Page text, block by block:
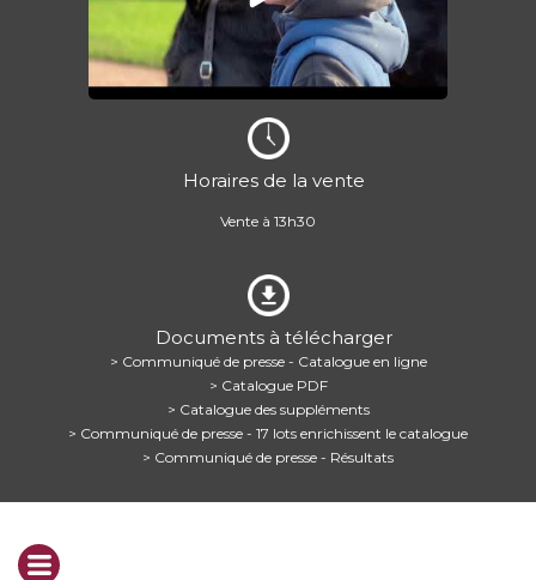
Horaires de la vente
Vente à 13h30
Documents à télécharger
> Communiqué de presse - Catalogue en ligne
> Catalogue PDF
> Catalogue des suppléments
> Communiqué de presse - 17 lots enrichissent le catalogue
> Communiqué de presse - Résultats